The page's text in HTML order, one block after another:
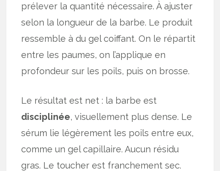
prélever la quantité nécessaire. À ajuster
selon la longueur de la barbe. Le produit
ressemble à du gel coiffant. On le répartit
entre les paumes, on l’applique en
profondeur sur les poils, puis on brosse.
Le résultat est net : la barbe est
disciplinée, visuellement plus dense. Le
sérum lie légèrement les poils entre eux,
comme un gel capillaire. Aucun résidu
gras. Le toucher est franchement sec.